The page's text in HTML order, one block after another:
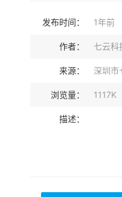
发布时间： 1年前
作者： 七云科
来源： 深圳市
浏览量： 1117K
描述：